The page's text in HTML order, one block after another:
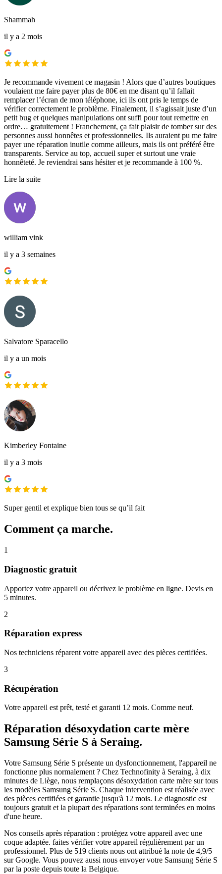
Shammah
il y a 2 mois
Je recommande vivement ce magasin ! Alors que d’autres boutiques
voulaient me faire payer plus de 80€ en me disant qu’il fallait
remplacer l’écran de mon téléphone, ici ils ont pris le temps de
vérifier correctement le problème. Finalement, il s’agissait juste d’un
petit bug et quelques manipulations ont suffi pour tout remettre en
ordre… gratuitement ! Franchement, ça fait plaisir de tomber sur des
personnes aussi honnêtes et professionnelles. Ils auraient pu me faire
payer une réparation inutile comme ailleurs, mais ils ont préféré être
transparents. Service au top, accueil super et surtout une vraie
honnêteté. Je reviendrai sans hésiter et je recommande à 100 %.
Lire la suite
william vink
il y a 3 semaines
Salvatore Sparacello
il y a un mois
Kimberley Fontaine
il y a 3 mois
Super gentil et explique bien tous se qu’il fait
Comment ça marche.
1
Diagnostic gratuit
Apportez votre appareil ou décrivez le problème en ligne. Devis en
5 minutes.
2
Réparation express
Nos techniciens réparent votre appareil avec des pièces certifiées.
3
Récupération
Votre appareil est prêt, testé et garanti 12 mois. Comme neuf.
Réparation désoxydation carte mère
Samsung Série S à Seraing.
Votre Samsung Série S présente un dysfonctionnement, l'appareil ne
fonctionne plus normalement ? Chez Technofinity à Seraing, à dix
minutes de Liège, nous remplaçons désoxydation carte mère sur tous
les modèles Samsung Série S. Chaque intervention est réalisée avec
des pièces certifiées et garantie jusqu'à 12 mois. Le diagnostic est
toujours gratuit et la plupart des réparations sont terminées en moins
d'une heure.
Nos conseils après réparation : protégez votre appareil avec une
coque adaptée. faites vérifier votre appareil régulièrement par un
professionnel. Plus de 519 clients nous ont attribué la note de 4,9/5
sur Google. Vous pouvez aussi nous envoyer votre Samsung Série S
par la poste depuis toute la Belgique.